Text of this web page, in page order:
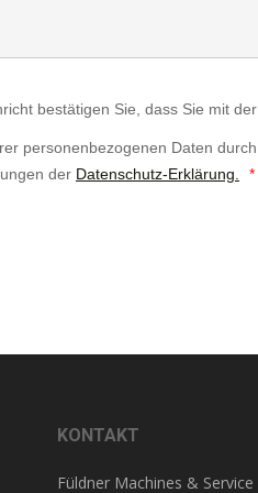
bestätigen Sie, dass Sie mit der
personenbezogenen Daten durch
der Datenschutz-Erklärung. *
KONTAKT
Füldner Machines & Service